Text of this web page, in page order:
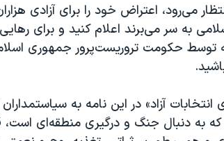
می‌رود، اعتراض خود را برای آزادی
به سر می‌برند اعلام کنید و برای
توسط حکومت تروریست‌پرور جمهوری
.
انتخابات‌ آزاد» در این نامه به
به دنبال جنگ و درگیری منطقه‌ای است،